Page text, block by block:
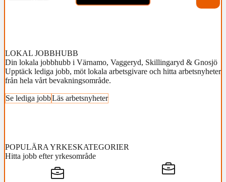
LOKAL JOBBHUBB
Din lokala jobbhubb i Värnamo, Vaggeryd, Skillingaryd & Gnosjö
Upptäck lediga jobb, möt lokala arbetsgivare och hitta arbetsnyheter
från hela vårt bevakningsområde.
Se lediga jobbLäs arbetsnyheter
POPULÄRA YRKESKATEGORIER
Hitta jobb efter yrkesområde